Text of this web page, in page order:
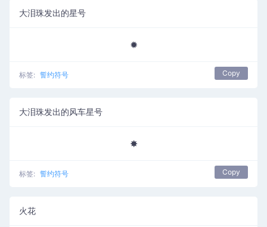
大泪珠发出的星号
✹
标签: 誓约符号 Copy
大泪珠发出的风车星号
✸
标签: 誓约符号 Copy
火花